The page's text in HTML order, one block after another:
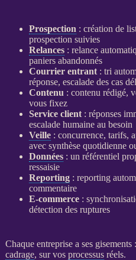
Prospection : création de
prospection suivies
Relances: relance
paniers abandonnés
Courrier entrant: tri
réponse, escalade des cas
Contenu : contenu rédigé,
vous fixez
Service client: réponses
escalade humaine au besoin
Veille: concurrence, tarifs,
avec synthèse quotidienne
Données: un référentiel
ressaisie
Reporting: reporting
commentaire
E-commerce:
détection des ruptures
Chaque entreprise a ses
cadrage, sur vos processusréels.